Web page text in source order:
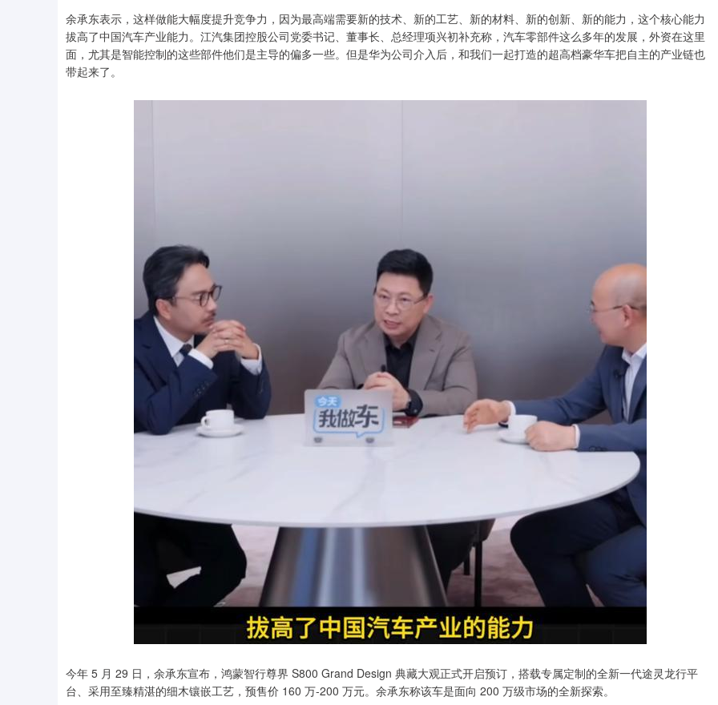
余承东表示，这样做能大幅度提升竞争力，因为最高端需要新的技术、新的工艺、新的材料、新的创新、新的能力，这个核心能力
拔高了中国汽车产业能力。江汽集团控股公司党委书记、董事长、总经理项兴初补充称，汽车零部件这么多年的发展，外资在这里
面，尤其是智能控制的这些部件他们是主导的偏多一些。但是华为公司介入后，和我们一起打造的超高档豪华车把自主的产业链也
带起来了。
今年 5 月 29 日，余承东宣布，鸿蒙智行尊界 S800 Grand Design 典藏大观正式开启预订，搭载专属定制的全新一代途灵龙行平
台、采用至臻精湛的细木镶嵌工艺，预售价 160 万-200 万元。余承东称该车是面向 200 万级市场的全新探索。